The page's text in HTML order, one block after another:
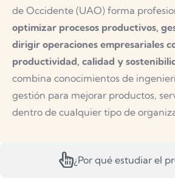
¿Por qué estudiar el
de Occidente (UAO) forma
optimizar procesos productivos,
dirigir operaciones empresariales
productividad, calidad y
combina conocimientos de
gestión para mejorar productos,
dentro de cualquier tipo de